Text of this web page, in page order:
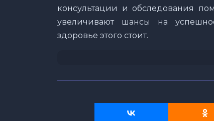
консультации и обследования
увеличивают шансы на
здоровье этого стоит.